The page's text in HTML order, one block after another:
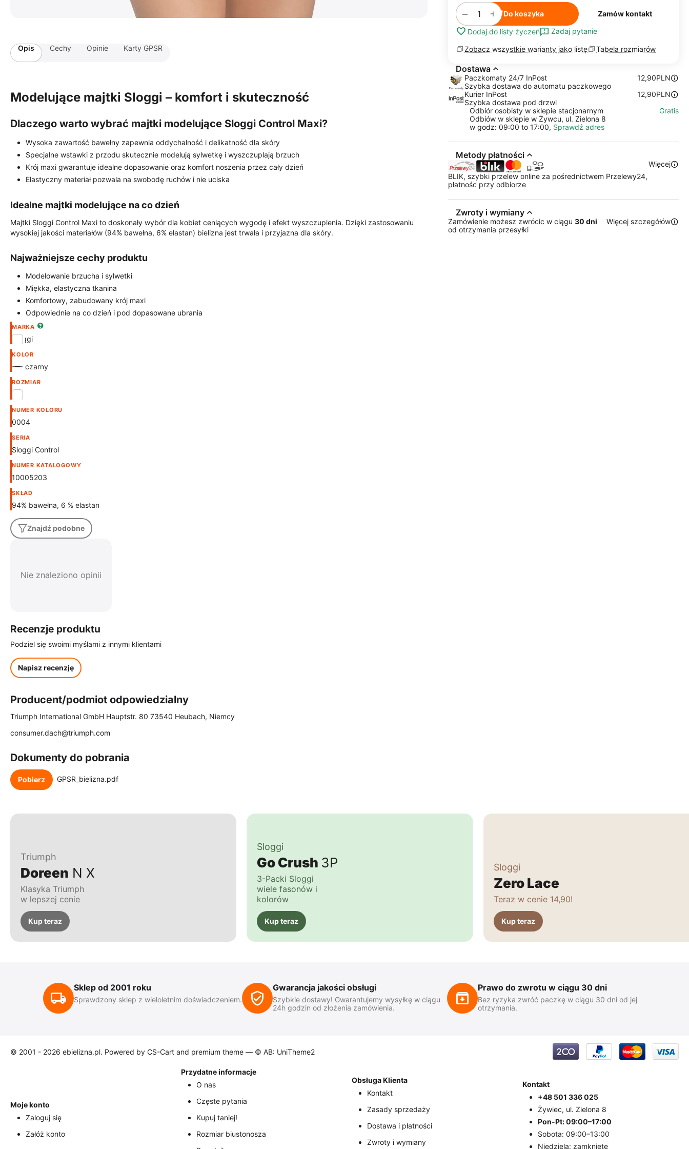
+
− Do koszyka Zamów kontakt
Dodaj do listy życzeń Zadaj pytanie
Zobacz wszystkie warianty jako listę Tabela rozmiarów
Dostawa
Paczkomaty 24/7 InPost
Szybka dostawa do automatu paczkowego
12,90PLN
Kurier InPost
Szybka dostawa pod drzwi
12,90PLN
Odbiór osobisty w sklepie stacjonarnym
Odbiów w sklepie w Żywcu, ul. Zielona 8
w godz: 09:00 to 17:00, Sprawdź adres
Gratis
Metody płatności
BLIK, szybki przelew online za pośrednictwem Przelewy24,
płatnośc przy odbiorze
Więcej
Zwroty i wymiany
Zamówienie możesz zwrócic w ciągu 30 dni
od otrzymania przesyłki
Więcej szczegółów
Opis Cechy Opinie Karty GPSR
Modelujące majtki Sloggi – komfort i skuteczność
Dlaczego warto wybrać majtki modelujące Sloggi Control Maxi?
Wysoka zawartość bawełny zapewnia oddychalność i delikatność dla skóry
Specjalne wstawki z przodu skutecznie modelują sylwetkę i wyszczuplają brzuch
Krój maxi gwarantuje idealne dopasowanie oraz komfort noszenia przez cały dzień
Elastyczny materiał pozwala na swobodę ruchów i nie uciska
Idealne majtki modelujące na co dzień
Majtki Sloggi Control Maxi to doskonały wybór dla kobiet ceniących wygodę i efekt wyszczuplenia. Dzięki zastosowaniu
wysokiej jakości materiałów (94% bawełna, 6% elastan) bielizna jest trwała i przyjazna dla skóry.
Najważniejsze cechy produktu
Modelowanie brzucha i sylwetki
Miękka, elastyczna tkanina
Komfortowy, zabudowany krój maxi
Odpowiednie na co dzień i pod dopasowane ubrania
MARKA
Sloggi
KOLOR
czarny
ROZMIAR
40
NUMER KOLORU
0004
SERIA
Sloggi Control
NUMER KATALOGOWY
10005203
SKŁAD
94% bawełna, 6 % elastan
Znajdź podobne
Nie znaleziono opinii
Recenzje produktu
Podziel się swoimi myślami z innymi klientami
Napisz recenzję
Producent/podmiot odpowiedzialny
Triumph International GmbH Hauptstr. 80 73540 Heubach, Niemcy
consumer.dach@triumph.com
Dokumenty do pobrania
Pobierz GPSR_bielizna.pdf
Triumph
Doreen N X
Klasyka Triumph
w lepszej cenie
Kup teraz
Sloggi
Go Crush 3P
3-Packi Sloggi
wiele fasonów i
kolorów
Kup teraz
Sloggi
Zero Lace
Teraz w cenie 14,90!
Kup teraz
Sklep od 2001 roku
Sprawdzony sklep z wieloletnim doświadczeniem.
Gwarancja jakości obsługi
Szybkie dostawy! Gwarantujemy wysyłkę w ciągu
24h godzin od złożenia zamówienia.
Prawo do zwrotu w ciągu 30 dni
Bez ryzyka zwróć paczkę w ciągu 30 dni od jej
otrzymania.
© 2001 - 2026 ebielizna.pl. Powered by CS-Cart and premium theme — © AB: UniTheme2
Moje konto
Zaloguj się
Załóż konto
Przydatne informacje
O nas
Częste pytania
Kupuj taniej!
Rozmiar biustonosza
Obsługa Klienta
Kontakt
Zasady sprzedaży
Dostawa i płatności
Zwroty i wymiany
Kontakt
+48 501 336 025
Żywiec, ul. Zielona 8
Pon-Pt: 09:00–17:00
Sobota: 09:00–13:00
Niedziela: zamknięte